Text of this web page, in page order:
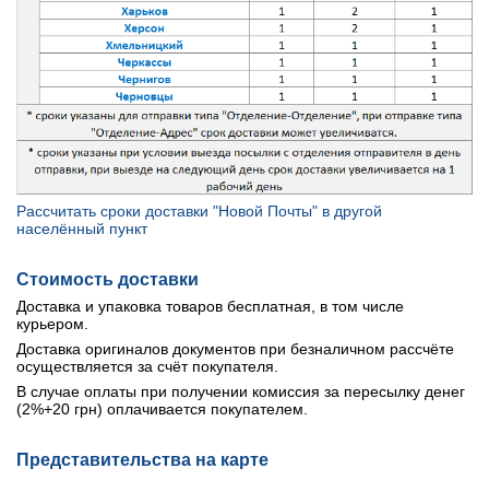
Рассчитать сроки доставки "Новой Почты" в другой
населённый пункт
Стоимость доставки
Доставка и упаковка товаров бесплатная, в том числе
курьером.
Доставка оригиналов документов при безналичном рассчёте
осуществляется за счёт покупателя.
В случае оплаты при получении комиссия за пересылку денег
(2%+20 грн) оплачивается покупателем.
Представительства на карте